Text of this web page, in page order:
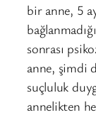
bir anne, 5
sonrası
anne, şimdi
suçluluk
annelikten